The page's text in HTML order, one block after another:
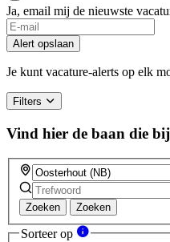
Ja, email mij de nieuwste
Alert opslaan
Je kunt vacature-alerts op elk
Filters
Vind hier de baan die
Zoeken Zoeken
Sorteer op